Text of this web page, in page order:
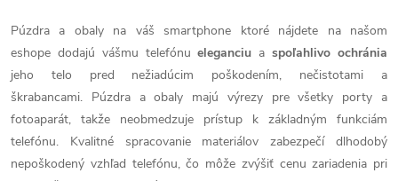
Púzdra a obaly na váš smartphone ktoré nájdete na našom
eshope dodajú vášmu telefónueleganciu aspoľahlivo ochránia
jeho telo pred nežiadúcim poškodením, nečistotami a
škrabancami. Púzdra a obaly majú výrezy pre všetky porty a
fotoaparát, takže neobmedzuje prístup k základným funkciám
telefónu. Kvalitné spracovanie materiálov zabezpečí dlhodobý
nepoškodený vzhľad telefónu, čo môže zvýšiť cenu zariadenia pri